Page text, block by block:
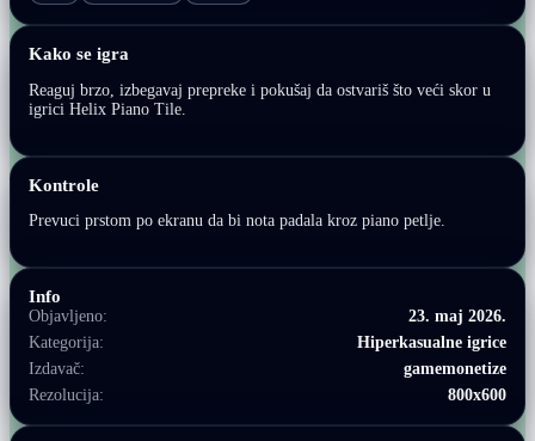
Kako se igra
Reaguj brzo, izbegavaj prepreke i pokušaj da ostvariš što veći skor u
igrici Helix Piano Tile.
Kontrole
Prevuci prstom po ekranu da bi nota padala kroz piano petlje.
Info
Objavljeno:
23. maj 2026.
Kategorija:
Hiperkasualne igrice
Izdavač:
gamemonetize
Rezolucija:
800x600